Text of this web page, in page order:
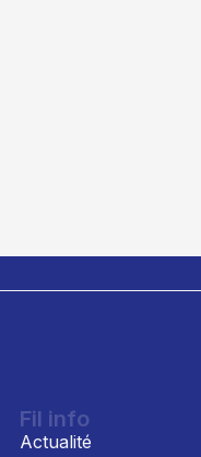
Fil info
Actualité